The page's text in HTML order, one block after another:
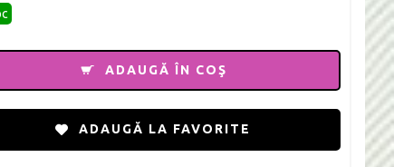
ADAUGĂ ÎN COŞ
ADAUGĂ LA FAVORITE